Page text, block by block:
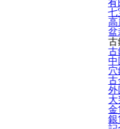
有
七
高
盆
古
古
中
穴
古
外
大
金
銀